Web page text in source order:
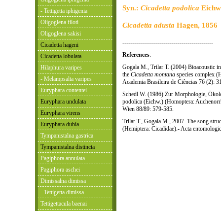
Syn.: Cicadetta podolica
Cicadetta adusta Hagen, 1856
----------------------------------------------
References:
Gogala M., Trilar T. (2004) Bioacoustic
the Cicadetta montana species complex
Academia Brasileira de Ciências 76 (2):
Schedl W. (1986) Zur Morphologie,
podolica (Eichw.) (Homoptera:
Wien 88/89: 579-585.
Trilar T., Gogala M., 2007. The song
(Hemiptera: Cicadidae).- Acta
- Tettigetta iphigenia
Oligoglena filoti
Oligoglena sakisi
Cicadetta hageni
Cicadetta lobulata
Hilaphura varipes
- Melampsalta varipes
Euryphara contentei
Euryphara undulata
Euryphara virens
Euryphara dubia
Tympanistalna gastrica
Tympanistalna distincta
Pagiphora annulata
Pagiphora aschei
Dimissalna dimissa
- Tettigetta dimissa
Tettigettacula baenai